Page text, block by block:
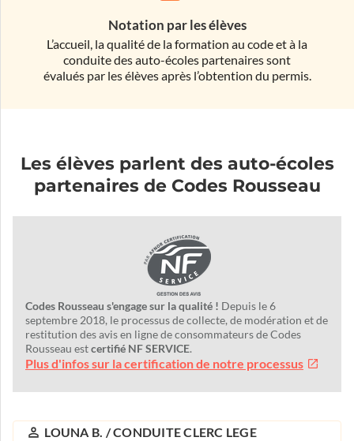
Notation par les élèves
L’accueil, la qualité de la formation au code et à la
conduite des auto-écoles partenaires sont
évalués par les élèves après l’obtention du permis.
Les élèves parlent des auto-écoles
partenaires de Codes Rousseau
Codes Rousseau s'engage sur la qualité ! Depuis le 6
septembre 2018, le processus de collecte, de modération et de
restitution des avis en ligne de consommateurs de Codes
Rousseau estcertifié NF SERVICE.
Plus d'infos sur la certification de notre processus
LOUNA B. / CONDUITE CLERC LEGE